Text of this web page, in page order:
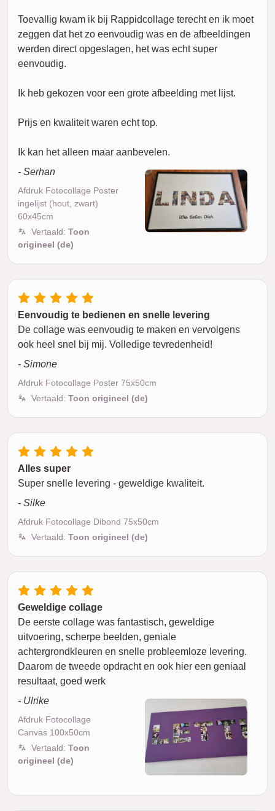
Toevallig kwam ik bij Rappidcollage terecht en ik moet
zeggen dat het zo eenvoudig was en de afbeeldingen
werden direct opgeslagen, het was echt super
eenvoudig.
Ik heb gekozen voor een grote afbeelding met lijst.
Prijs en kwaliteit waren echt top.
Ik kan het alleen maar aanbevelen.
- Serhan
Afdruk Fotocollage Poster
ingelijst (hout, zwart)
60x45cm
Vertaald: Toon
origineel (de)
Eenvoudig te bedienen en snelle levering
De collage was eenvoudig te maken en vervolgens
ook heel snel bij mij. Volledige tevredenheid!
- Simone
Afdruk Fotocollage Poster 75x50cm
Vertaald: Toon origineel (de)
Alles super
Super snelle levering - geweldige kwaliteit.
- Silke
Afdruk Fotocollage Dibond 75x50cm
Vertaald: Toon origineel (de)
Geweldige collage
De eerste collage was fantastisch, geweldige
uitvoering, scherpe beelden, geniale
achtergrondkleuren en snelle probleemloze levering.
Daarom de tweede opdracht en ook hier een geniaal
resultaat, goed werk
- Ulrike
Afdruk Fotocollage
Canvas 100x50cm
Vertaald: Toon
origineel (de)